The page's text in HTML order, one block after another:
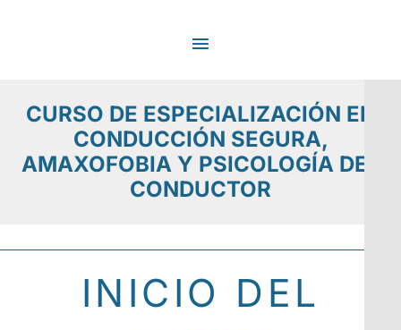
CURSO DE ESPECIALIZACIÓN EN
CONDUCCIÓN SEGURA,
AMAXOFOBIA Y PSICOLOGÍA DEL
CONDUCTOR
INICIO DEL